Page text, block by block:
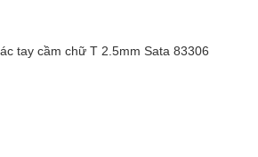
tay cầm chữ T 2.5mm Sata 83306